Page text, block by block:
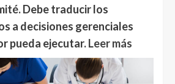
Debe traducir los
a decisiones gerenciales
pueda ejecutar.Leer más